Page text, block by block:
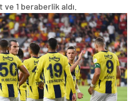
1 beraberlik aldı.